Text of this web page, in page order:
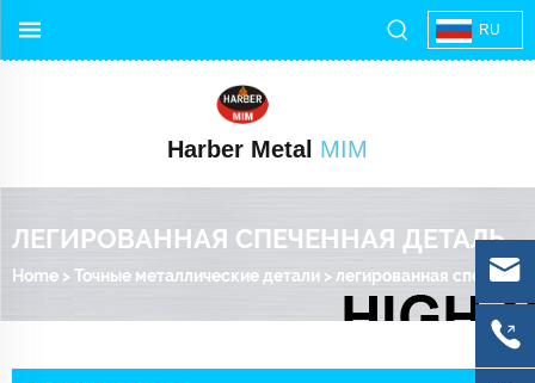
RU
Harber Metal MIM
ЛЕГИРОВАННАЯ СПЕЧЕННАЯ ДЕТАЛЬ
Home >Точные металлические детали >легированная спеченная деталь